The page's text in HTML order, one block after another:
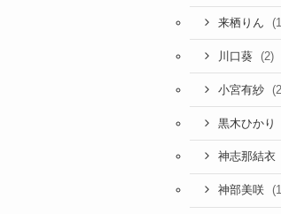
来栖りん
川口葵 (2)
小宮有紗
黒木ひかり
神志那結衣
神部美咲